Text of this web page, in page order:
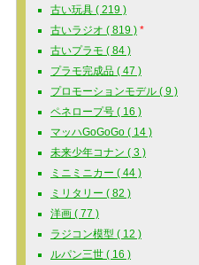
古い玩具 ( 219 )
古いラジオ ( 819 ) *
古いプラモ ( 84 )
プラモ完成品 ( 47 )
プロモーションモデル ( 9 )
ペネロープ号 ( 16 )
マッハGoGoGo ( 14 )
未来少年コナン ( 3 )
ミニミニカー ( 44 )
ミリタリー ( 82 )
洋画 ( 77 )
ラジコン模型 ( 12 )
ルパン三世 ( 16 )